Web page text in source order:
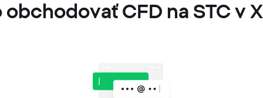
obchodovať CFD na STC v